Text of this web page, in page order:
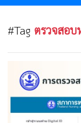
#Tag ตรวจสอ